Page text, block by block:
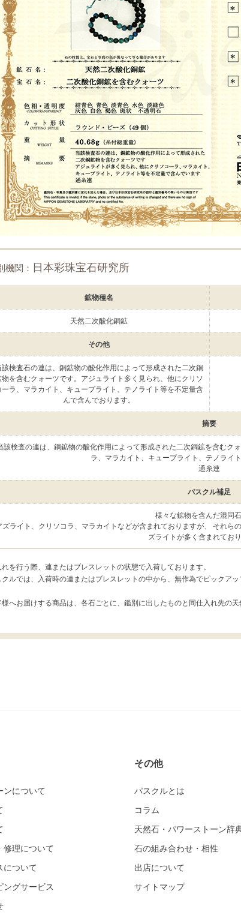
機関： 日本彩珠宝石研究所
鉱物種名
天然二次酸化銅鉱
その他
該検査石の連は、銅鉱物の酸化作用によって形成された二次銅
物を含むクォーツです。アジュライト多く見られ、他にクリソ
ーラ、マラカイト、キュープライト、テノライト等を不定量含
んで含んでおります。
摘要
該検査の連は、銅鉱物の酸化作用によって形成された二次銅鉱を含むク
ラ、マラカイト、キュープライト、テノライ
通糸連
パスクル補足
様々な鉱物を含んだ混同石
ズライト、クリソコラ、マラカイトなどが含まれておりますが、 それら
ズライトが多く含まれており
れを行う際、連またはブレスレットの状態で入荷しております。
クルでは、入荷時の連またはブレスレットの中から、無作為でピックア
様へお届けする商品は、各石ごとに、鑑別に出したものと同仕入れ先の天
ンについて
修理について
について
ングサービス
その他
パスクルとは
コラム
天然石・パワーストーン辞
石の組み合わせ・相性
出店について
サイトマップ